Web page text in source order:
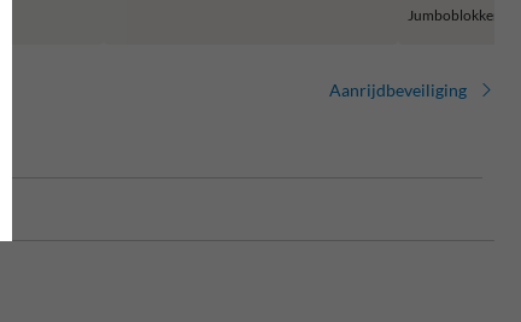
Jumboblokken
Aanrijdbeveiliging